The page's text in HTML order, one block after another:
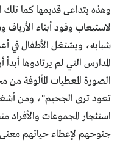
وهذه يتداعى قديمها كما تلك
لاستيعاب وفود أبناء الأرياف
شبابه، ويشتغل الأطفال في
المدارس التي لم يرتادوها
الصورة المعطيات المألوفة
تعود ترى الجحيم"، ومن
استئجار المجموعات والأفراد
جنوحهم لإعطاء حياتهم